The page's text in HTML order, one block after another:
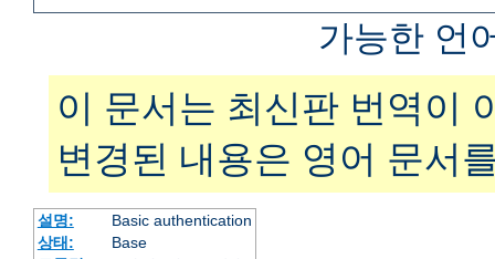
가능한 언
이 문서는 최신판 번역이
변경된 내용은 영어 문서
설명:
Basic authentication
상태:
Base